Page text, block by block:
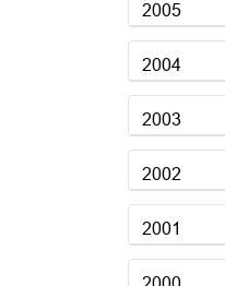
2005
2004
2003
2002
2001